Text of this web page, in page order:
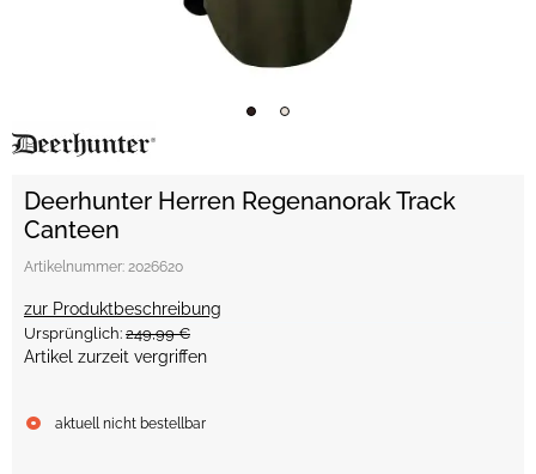
Deerhunter Herren Regenanorak Track
Canteen
Artikelnummer: 2026620
zur Produktbeschreibung
Ursprünglich: 249,99 €
Artikel zurzeit vergriffen
aktuell nicht bestellbar